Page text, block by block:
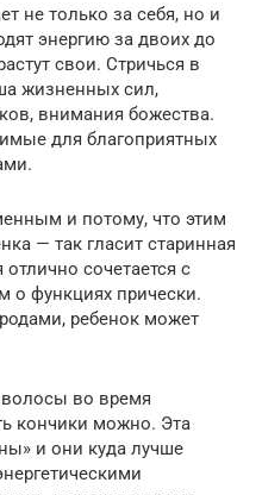
не только за себя, но и
энергию за двоих до
свои. Стричься в
жизненных сил,
внимания божества.
для благоприятных
и потому, что этим
— так гласит старинная
сочетается с
функциях прически.
ребенок может
волосы во время
кончики можно. Эта
и они куда лучше